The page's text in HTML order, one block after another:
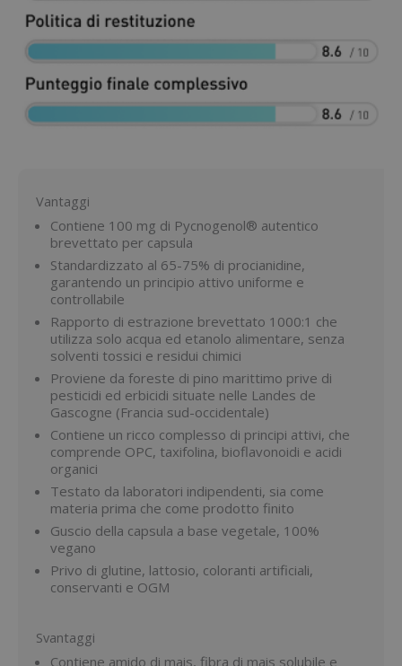
Vantaggi
Contiene 100 mg di Pycnogenol® autentico
brevettato per capsula
Standardizzato al 65-75% di procianidine,
garantendo un principio attivo uniforme e
controllabile
Rapporto di estrazione brevettato 1000:1 che
utilizza solo acqua ed etanolo alimentare, senza
solventi tossici e residui chimici
Proviene da foreste di pino marittimo prive di
pesticidi ed erbicidi situate nelle Landes de
Gascogne (Francia sud-occidentale)
Contiene un ricco complesso di principi attivi, che
comprende OPC, taxifolina, bioflavonoidi e acidi
organici
Testato da laboratori indipendenti, sia come
materia prima che come prodotto finito
Guscio della capsula a base vegetale, 100%
vegano
Privo di glutine, lattosio, coloranti artificiali,
conservanti e OGM
Svantaggi
Contiene amido di mais, fibra di mais solubile e